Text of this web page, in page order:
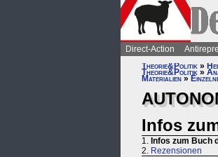
Direct-Action
Theorie&Politik »
Theorie&Politik »
Materialien »
Infos
1. Infos zum Buch
2. Rezensionen